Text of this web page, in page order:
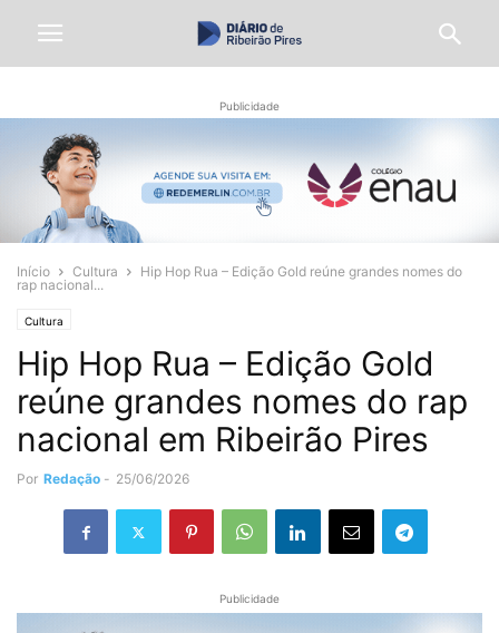
Publicidade
Início Cultura
Hip Hop Rua – Edição Gold reúne grandes nomes do
rap nacional...
Cultura
Hip Hop Rua – Edição Gold
reúne grandes nomes do rap
nacional em Ribeirão Pires
Por Redação - 25/06/2026
Publicidade